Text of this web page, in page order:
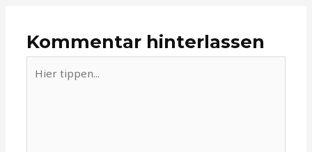
Kommentar hinterlassen
tippen...